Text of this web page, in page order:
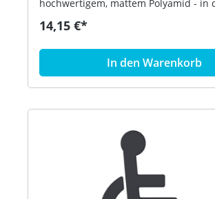
hochwertigem, mattem Polyamid - in
(Lichtgrau), 95 (Felsgrau), 92
14,15 €*
In den Warenkorb